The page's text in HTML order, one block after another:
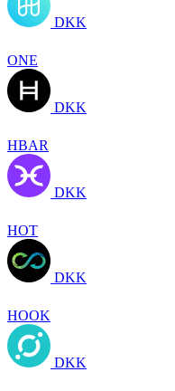
DKK
ONE
DKK
HBAR
DKK
HOT
DKK
HOOK
DKK